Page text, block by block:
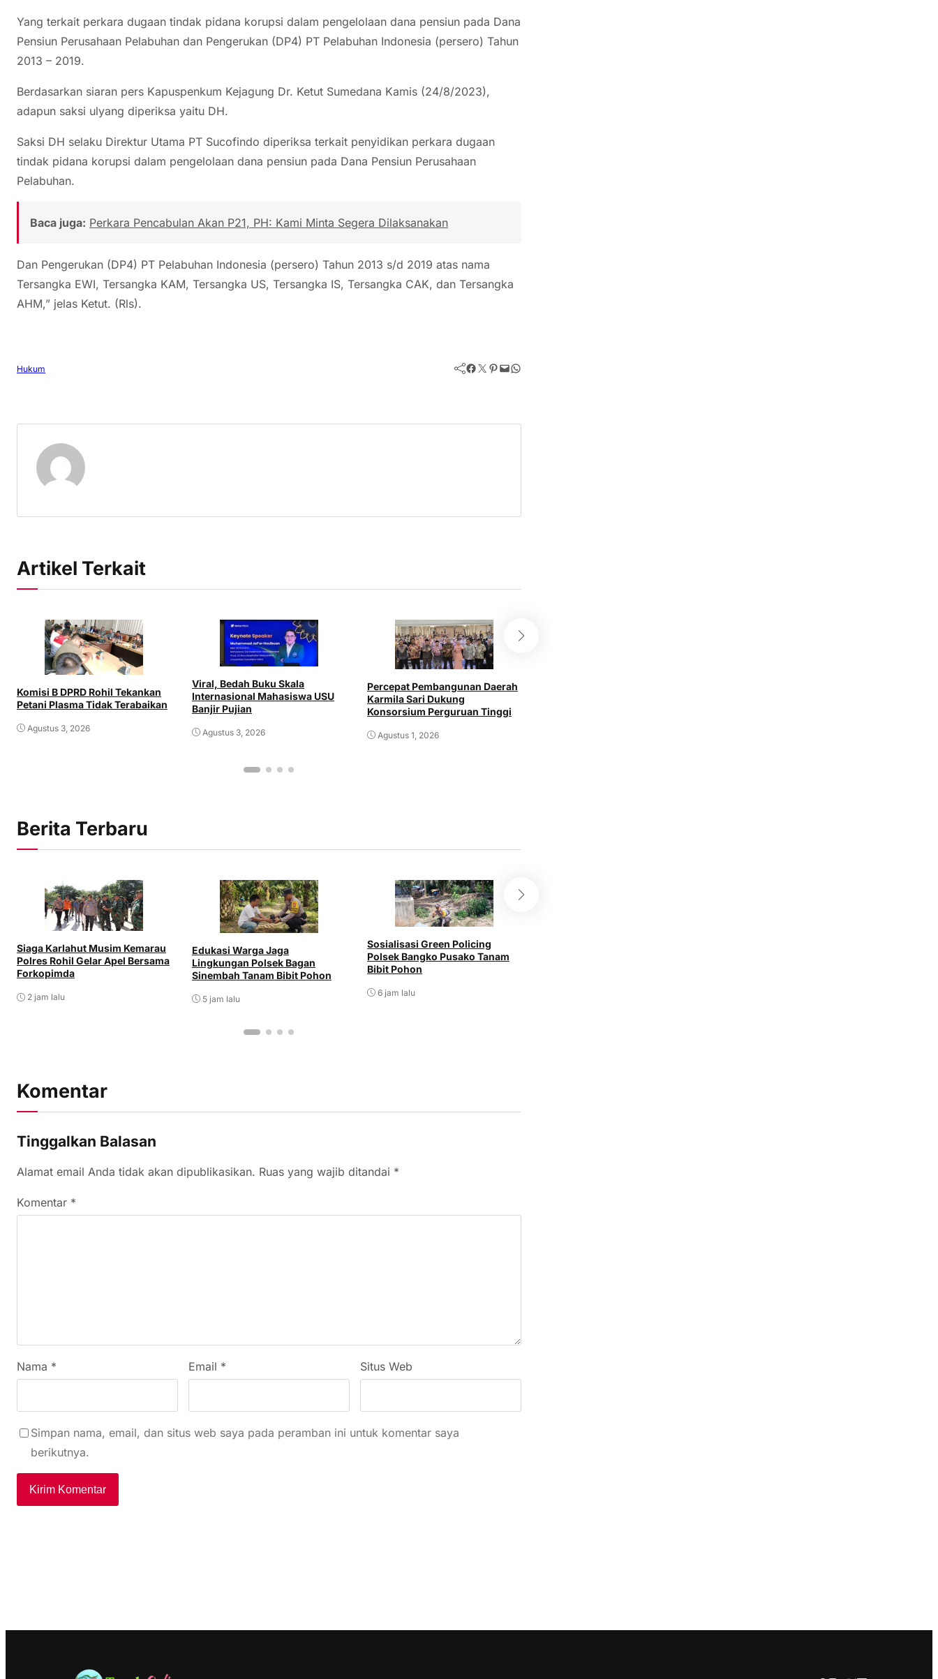
Yang terkait perkara dugaan tindak pidana korupsi dalam pengelolaan dana pensiun pada Dana
Pensiun Perusahaan Pelabuhan dan Pengerukan (DP4) PT Pelabuhan Indonesia (persero) Tahun
2013 – 2019.
Berdasarkan siaran pers Kapuspenkum Kejagung Dr. Ketut Sumedana Kamis (24/8/2023),
adapun saksi ulyang diperiksa yaitu DH.
Saksi DH selaku Direktur Utama PT Sucofindo diperiksa terkait penyidikan perkara dugaan
tindak pidana korupsi dalam pengelolaan dana pensiun pada Dana Pensiun Perusahaan
Pelabuhan.
Baca juga: Perkara Pencabulan Akan P21, PH: Kami Minta Segera Dilaksanakan
Dan Pengerukan (DP4) PT Pelabuhan Indonesia (persero) Tahun 2013 s/d 2019 atas nama
Tersangka EWI, Tersangka KAM, Tersangka US, Tersangka IS, Tersangka CAK, dan Tersangka
AHM,” jelas Ketut. (Rls).
Hukum Facebook Twitter Pinterest Mail WhatsApp
Artikel Terkait
Komisi B DPRD Rohil Tekankan
Petani Plasma Tidak Terabaikan
Agustus 3, 2026
Viral, Bedah Buku Skala
Internasional Mahasiswa USU
Banjir Pujian
Agustus 3, 2026
Percepat Pembangunan Daerah
Karmila Sari Dukung
Konsorsium Perguruan Tinggi
Agustus 1, 2026
Berita Terbaru
Siaga Karlahut Musim Kemarau
Polres Rohil Gelar Apel Bersama
Forkopimda
2 jam lalu
Edukasi Warga Jaga
Lingkungan Polsek Bagan
Sinembah Tanam Bibit Pohon
5 jam lalu
Sosialisasi Green Policing
Polsek Bangko Pusako Tanam
Bibit Pohon
6 jam lalu
Komentar
Tinggalkan Balasan
Alamat email Anda tidak akan dipublikasikan. Ruas yang wajib ditandai *
Komentar *
Nama * Email * Situs Web
Simpan nama, email, dan situs web saya pada peramban ini untuk komentar saya
berikutnya.